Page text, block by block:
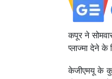
कपूर ने
प्लाज्मा देने के
केजीएमयू के